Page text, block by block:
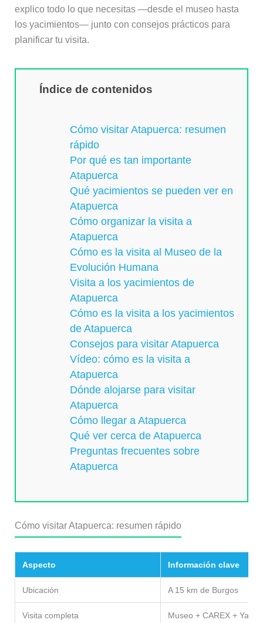
explico todo lo que necesitas —desde el museo hasta
los yacimientos— junto con consejos prácticos para
planificar tu visita.
Índice de contenidos
Cómo visitar Atapuerca: resumen
rápido
Por qué es tan importante
Atapuerca
Qué yacimientos se pueden ver en
Atapuerca
Cómo organizar la visita a
Atapuerca
Cómo es la visita al Museo de la
Evolución Humana
Visita a los yacimientos de
Atapuerca
Cómo es la visita a los yacimientos
de Atapuerca
Consejos para visitar Atapuerca
Vídeo: cómo es la visita a
Atapuerca
Dónde alojarse para visitar
Atapuerca
Cómo llegar a Atapuerca
Qué ver cerca de Atapuerca
Preguntas frecuentes sobre
Atapuerca
Cómo visitar Atapuerca: resumen rápido
Aspecto Información clave
Ubicación A 15 km de Burgos
Visita completa Museo + CAREX +